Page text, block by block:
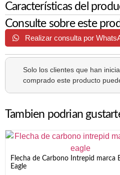
Características del
Consulte sobre este
Realizar consulta por
Solo los clientes que han
comprado este producto
Tambien podrian
Flecha de Carbono Intrepid marca
Eagle